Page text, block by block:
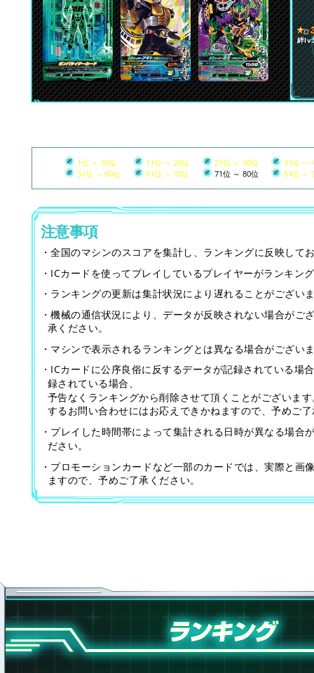
絆
1位 ～ 10位 11位 ～ 20位 21位 ～ 30位 31位 ～
51位 ～ 60位 61位 ～ 70位 71位 ～ 80位 81位 ～
注意事項
・全国のマシンのスコアを集計し、ランキングに反映して
・ICカードを使ってプレイしているプレイヤーがランキン
・ランキングの更新は集計状況により遅れることがござい
・機械の通信状況により、データが反映されない場合がご
承ください。
・マシンで表示されるランキングとは異なる場合がござい
・ICカードに公序良俗に反するデータが記録されている場
録されている場合、
予告なくランキングから削除させて頂くことがございま
するお問い合わせにはお応えできかねますので、予めご
・プレイした時間帯によって集計される日時が異なる場合
ださい。
・プロモーションカードなど一部のカードでは、実際と画
ますので、予めご了承ください。